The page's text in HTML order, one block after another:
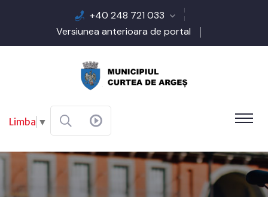
+40 248 721 033
Versiunea anterioara de portal
Limba ▼